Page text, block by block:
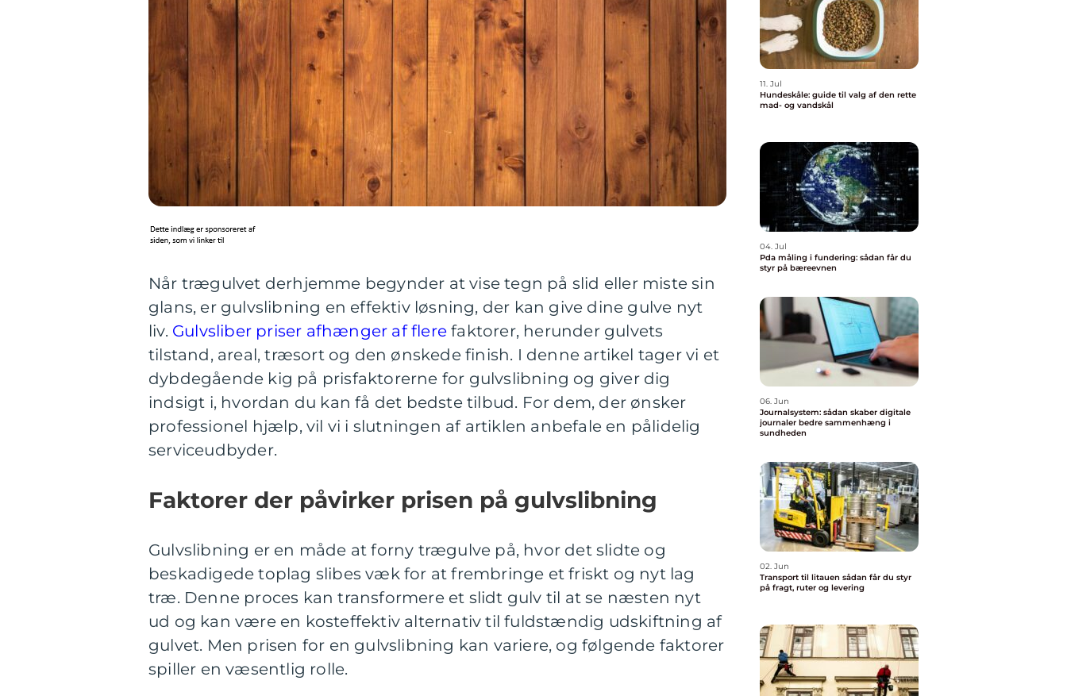
Når trægulvet derhjemme begynder at vise tegn på slid eller miste sin
glans, er gulvslibning en effektiv løsning, der kan give dine gulve nyt
liv. Gulvsliber priser afhænger af flere faktorer, herunder gulvets
tilstand, areal, træsort og den ønskede finish. I denne artikel tager vi et
dybdegående kig på prisfaktorerne for gulvslibning og giver dig
indsigt i, hvordan du kan få det bedste tilbud. For dem, der ønsker
professionel hjælp, vil vi i slutningen af artiklen anbefale en pålidelig
serviceudbyder.
Faktorer der påvirker prisen på gulvslibning
Gulvslibning er en måde at forny trægulve på, hvor det slidte og
beskadigede toplag slibes væk for at frembringe et friskt og nyt lag
træ. Denne proces kan transformere et slidt gulv til at se næsten nyt
ud og kan være en kosteffektiv alternativ til fuldstændig udskiftning af
gulvet. Men prisen for en gulvslibning kan variere, og følgende faktorer
spiller en væsentlig rolle.
11. Jul
Hundeskåle: guide til valg af den rette
mad- og vandskål
04. Jul
Pda måling i fundering: sådan får du
styr på bæreevnen
06. Jun
Journalsystem: sådan skaber digitale
journaler bedre sammenhæng i
sundheden
02. Jun
Transport til litauen sådan får du styr
på fragt, ruter og levering